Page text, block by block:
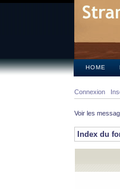
HOME
Connexion
Voir les
Index du